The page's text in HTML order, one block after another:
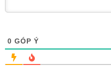
0 GÓP Ý